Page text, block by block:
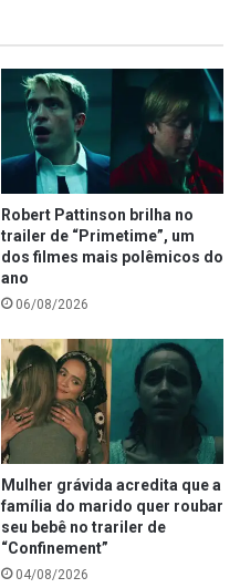
Robert Pattinson brilha no
trailer de “Primetime”, um
dos filmes mais polêmicos do
ano
06/08/2026
Mulher grávida acredita que a
família do marido quer roubar
seu bebê no trariler de
“Confinement”
04/08/2026